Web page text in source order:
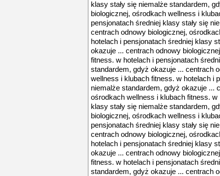
klasy stały się niemalże standardem,
biologicznej, ośrodkach wellness i
pensjonatach średniej klasy stały się
centrach odnowy biologicznej,
hotelach i pensjonatach średniej klasy
okazuje ... centrach odnowy
fitness. w hotelach i pensjonatach
standardem, gdyż okazuje ... centrach
wellness i klubach fitness. w hotelach i
niemalże standardem, gdyż okazuje ...
ośrodkach wellness i klubach fitness.
klasy stały się niemalże standardem,
biologicznej, ośrodkach wellness i
pensjonatach średniej klasy stały się
centrach odnowy biologicznej,
hotelach i pensjonatach średniej klasy
okazuje ... centrach odnowy
fitness. w hotelach i pensjonatach
standardem, gdyż okazuje ... centrach